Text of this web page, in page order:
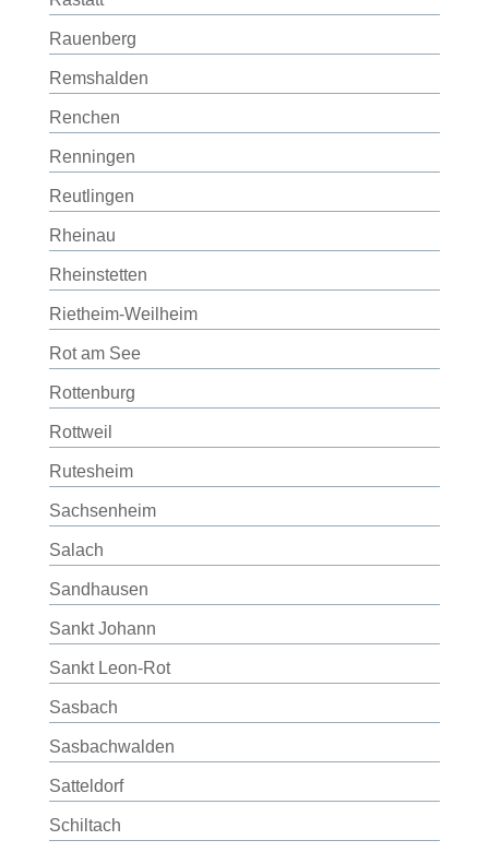
Rauenberg
Remshalden
Renchen
Renningen
Reutlingen
Rheinau
Rheinstetten
Rietheim-Weilheim
Rot am See
Rottenburg
Rottweil
Rutesheim
Sachsenheim
Salach
Sandhausen
Sankt Johann
Sankt Leon-Rot
Sasbach
Sasbachwalden
Satteldorf
Schiltach